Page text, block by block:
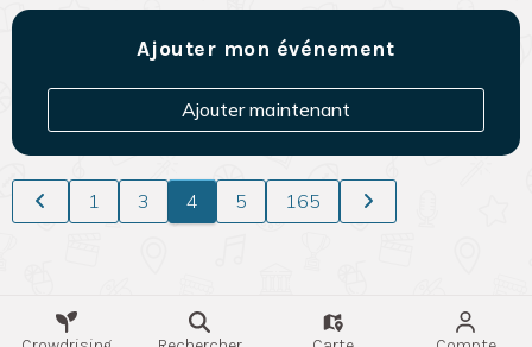
Ajouter mon événement
Ajouter maintenant
1 3 4 5 165